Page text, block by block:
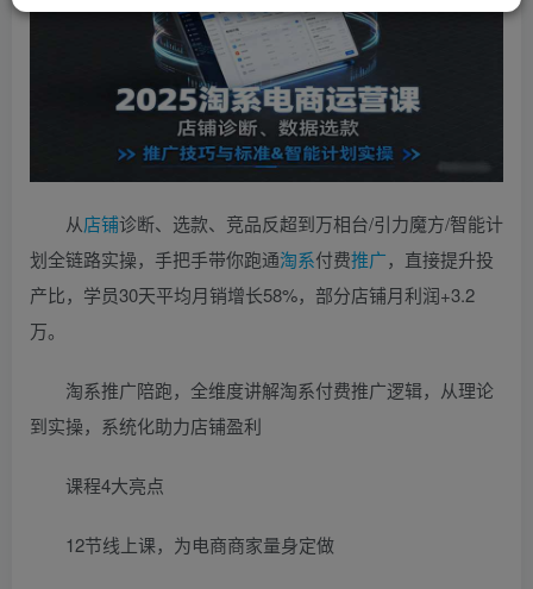
从店铺诊断、选款、竞品反超到万相台/引力魔方/智能计
划全链路实操，手把手带你跑通淘系付费推广，直接提升投
产比，学员30天平均月销增长58%，部分店铺月利润+3.2
万。
淘系推广陪跑，全维度讲解淘系付费推广逻辑，从理论
到实操，系统化助力店铺盈利
课程4大亮点
12节线上课，为电商商家量身定做